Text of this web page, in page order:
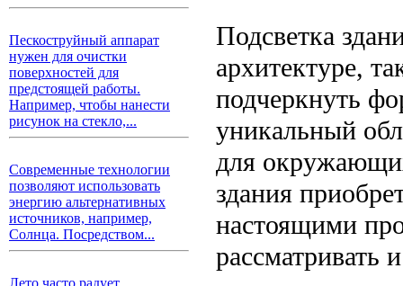
Пескоструйный аппарат
нужен для очистки
поверхностей для
предстоящей работы.
Например, чтобы нанести
рисунок на стекло,...
Современные технологии
позволяют использовать
энергию альтернативных
источников, например,
Солнца. Посредством...
Лето часто радует
Подсветка
архитектуре,
подчеркнуть
уникальный
для
здания
настоящими
рассматривать